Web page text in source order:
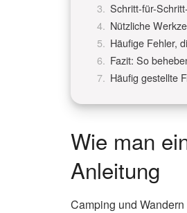
Schritt-für-
Nützliche
Häufige Fehler,
Fazit: So
Häufig gestellte
Wie man
Anleitung
Camping und